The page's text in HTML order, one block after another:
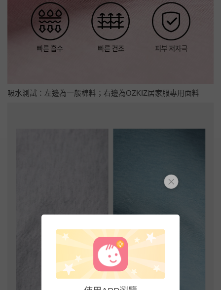
吸水測試：左邊為一般棉料；右邊為OZKIZ居家服專用面料